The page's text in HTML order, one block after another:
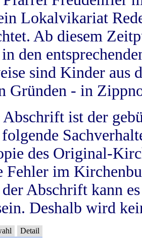
Lokalvikariat
Ab diesem
den
sind Kinder aus
Gründen - in
Abschrift ist der
des Original-
Fehler im
Abschrift kann
Deshalb wird
Detail